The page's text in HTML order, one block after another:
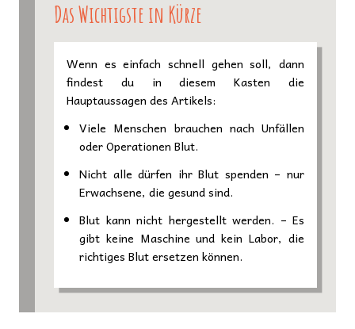
Das Wichtigste in Kürze
Wenn es einfach schnell gehen soll, dann
findest du in diesem Kasten die
Hauptaussagen des Artikels:
Viele Menschen brauchen nach Unfällen
oder Operationen Blut.
Nicht alle dürfen ihr Blut spenden – nur
Erwachsene, die gesund sind.
Blut kann nicht hergestellt werden. – Es
gibt keine Maschine und kein Labor, die
richtiges Blut ersetzen können.